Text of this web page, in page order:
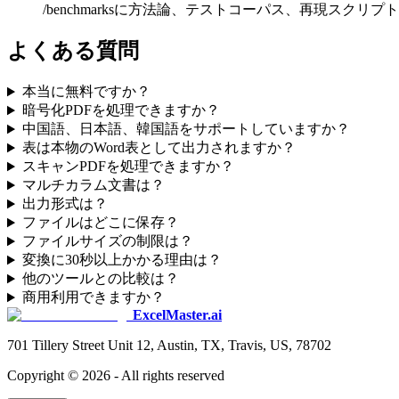
/benchmarksに方法論、テストコーパス、再現スクリプト
よくある質問
本当に無料ですか？
暗号化PDFを処理できますか？
中国語、日本語、韓国語をサポートしていますか？
表は本物のWord表として出力されますか？
スキャンPDFを処理できますか？
マルチカラム文書は？
出力形式は？
ファイルはどこに保存？
ファイルサイズの制限は？
変換に30秒以上かかる理由は？
他のツールとの比較は？
商用利用できますか？
ExcelMaster.ai
701 Tillery Street Unit 12, Austin, TX, Travis, US, 78702
Copyright © 2026 - All rights reserved